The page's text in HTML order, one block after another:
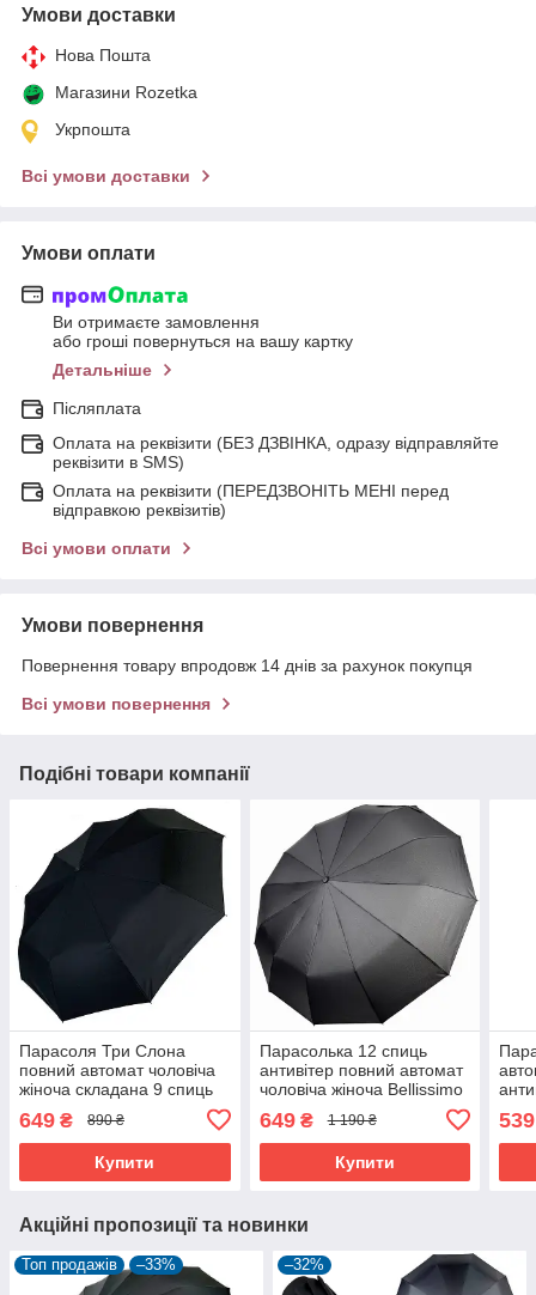
Умови доставки
Нова Пошта
Магазини Rozetka
Укрпошта
Всі умови доставки
Умови оплати
Ви отримаєте замовлення
або гроші повернуться на вашу картку
Детальніше
Післяплата
Оплата на реквізити (БЕЗ ДЗВІНКА, одразу відправляйте
реквізити в SMS)
Оплата на реквізити (ПЕРЕДЗВОНІТЬ МЕНІ перед
відправкою реквізитів)
Всі умови оплати
Умови повернення
Повернення товару впродовж 14 днів за рахунок покупця
Всі умови повернення
Подібні товари компанії
Парасоля Три Слона
повний автомат чоловіча
жіноча складана 9 спиць
антивітер Чорний (6928)
649 ₴ 890 ₴
Купити
Парасолька 12 спиць
антивітер повний автомат
чоловіча жіноча Bellissimo
(60842)
649₴ 1 190 ₴
Купити
539
Акційні пропозиції та новинки
Топ продажів –33% –32%